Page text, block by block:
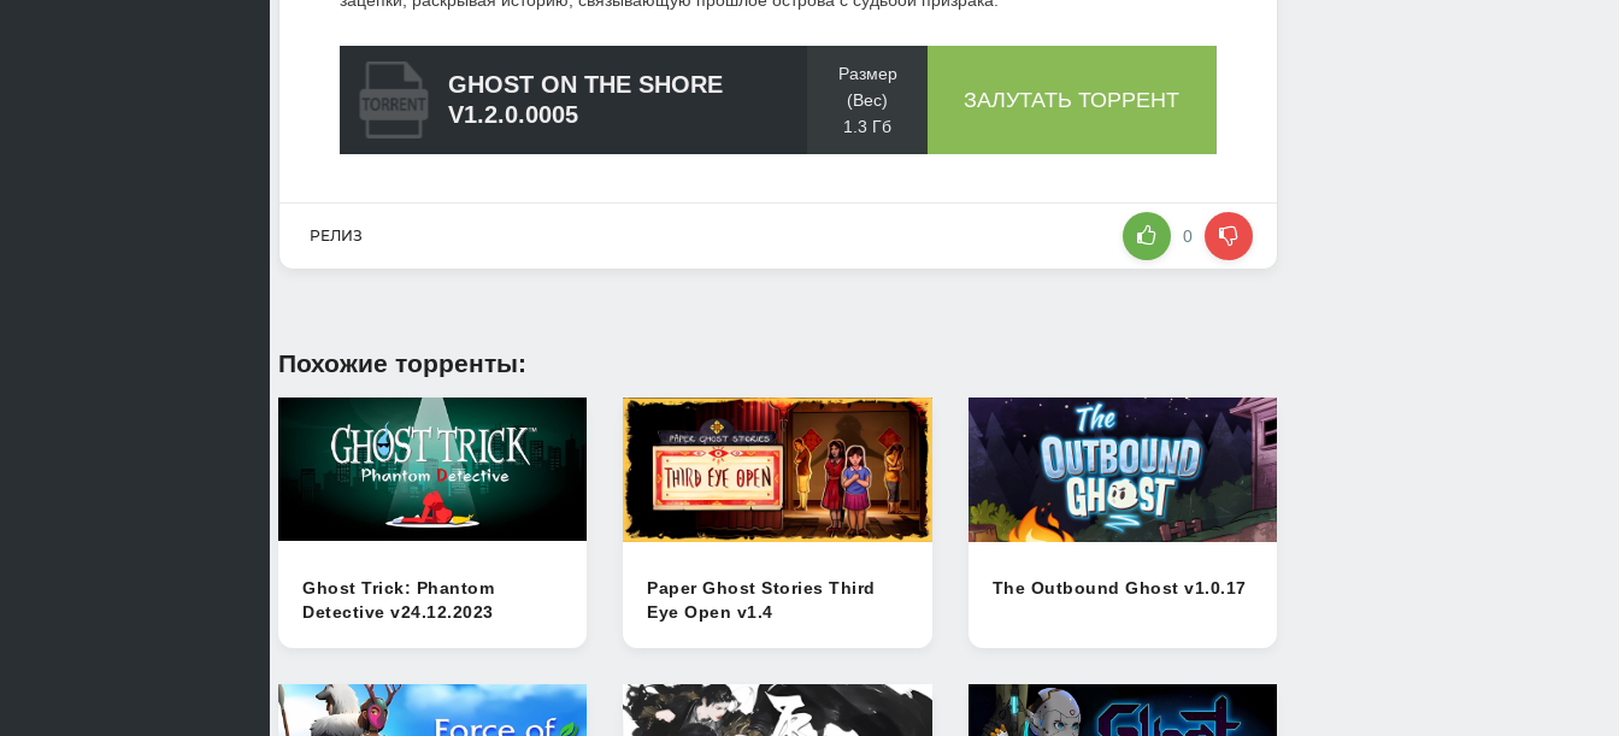
GHOST ON THE SHORE
V1.2.0.0005
Размер
(Вес)
1.3 Гб
ЗАЛУТАТЬ ТОРРЕНТ
РЕЛИЗ 0
Похожие торренты:
Ghost Trick: Phantom
Detective v24.12.2023
Paper Ghost Stories Third
Eye Open v1.4
The Outbound Ghost v1.0.17